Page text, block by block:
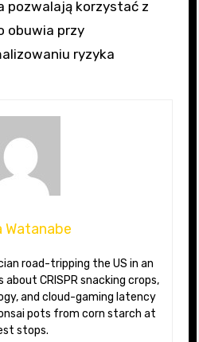
pozwalają korzystać z
obuwia przy
ryzyka
Watanabe
CRISPR snacking crops,
and cloud-gaming latency
pots from corn starch at
stops.